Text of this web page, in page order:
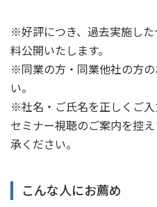
※好評につき、過去実施し
料公開いたします。
※同業の方・同業他社の方
い。
※社名・ご氏名を正しくご入
セミナー視聴のご案内を控
承ください。
こんな人にお薦め